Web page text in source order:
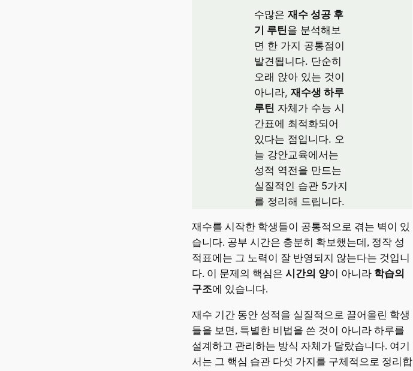
수많은 재수 성공 후
기 루틴을 분석해보
면 한 가지 공통점이
발견됩니다. 단순히
오래 앉아 있는 것이
아니라, 재수생 하루
루틴 자체가 수능 시
간표에 최적화되어
있다는 점입니다. 오
늘 강안교육에서는
성적 역전을 만드는
실질적인 습관 5가지
를 정리해 드립니다.
재수를 시작한 학생들이 공통적으로 겪는 벽이 있
습니다. 공부 시간은 충분히 확보했는데, 정작 성
적표에는 그 노력이 잘 반영되지 않는다는 것입니
다. 이 문제의 핵심은 시간의 양이 아니라 학습의
구조에 있습니다.
재수 기간 동안 성적을 실질적으로 끌어올린 학생
들을 보면, 특별한 비법을 쓴 것이 아니라 하루를
설계하고 관리하는 방식 자체가 달랐습니다. 여기
서는 그 핵심 습관 다섯 가지를 구체적으로 정리합